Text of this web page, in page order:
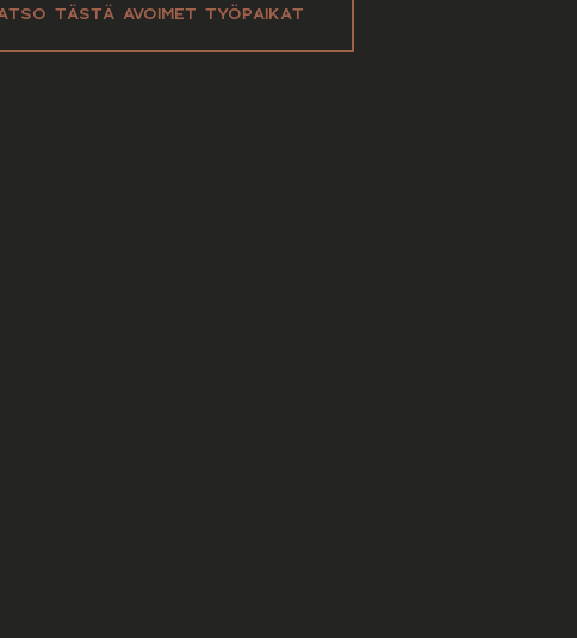
TÄSTÄ AVOIMET TYÖPAIKAT